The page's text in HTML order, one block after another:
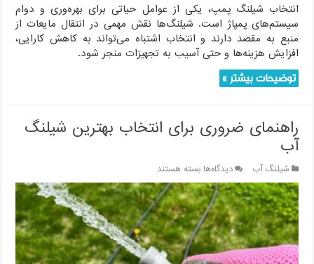
انتخاب شیلنگ پمپ، یکی از عوامل حیاتی برای بهره‌وری و دوام
سیستم‌های پمپاژ است. شیلنگ‌ها نقش مهمی در انتقال مایعات از
منبع به مقصد دارند و انتخاب اشتباه می‌تواند به کاهش کارایی،
افزایش هزینه‌ها و حتی آسیب به تجهیزات منجر شود.
توضیحات بیشتر »
راهنمای ضروری برای انتخاب بهترین شیلنگ
آب
شیلنگ آب دیدگاه‌هابرای
راهنمای
ضروری
برای
انتخاب
بهترین
شیلنگ
آب
بسته هستند